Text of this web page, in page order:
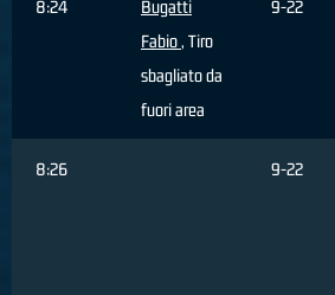
8:24
Bugatti
Fabio, Tiro
sbagliato da
fuori area
9-22
8:26 9-22